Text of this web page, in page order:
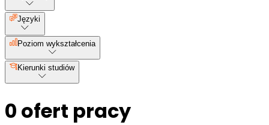
Języki
Poziom wykształcenia
Kierunki studiów
0 ofert pracy